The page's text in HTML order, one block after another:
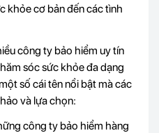
khỏe cơ bản đến các tình
công ty bảo hiểm uy tín
sóc sức khỏe đa dạng
số cái tên nổi bật mà các
và lựa chọn:
công ty bảo hiểm hàng